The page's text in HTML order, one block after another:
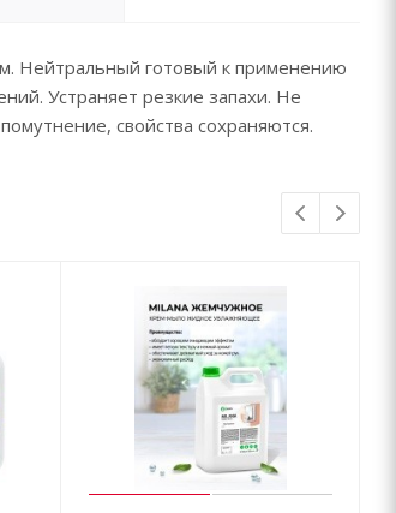
Нейтральный готовый к применению
Устраняет резкие запахи. Не
свойства сохраняются.